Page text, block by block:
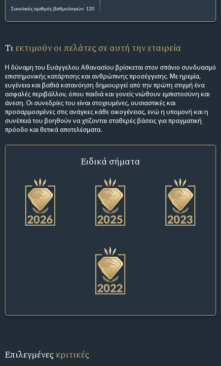
Συνολικός αριθμός βαθμολογιών: 120
Τι εκτιμούν οι πελάτες σε αυτή την εταιρεία
Η δύναμη του Ευάγγελου Αθανασίου βρίσκεται στον σπάνιο συνδυασμό
επιστημονικής κατάρτισης και ανθρώπινης προσέγγισης. Με ηρεμία,
ευγένεια και βαθιά κατανόηση δημιουργεί από την πρώτη στιγμή ένα
ασφαλές περιβάλλον, όπου παιδιά και γονείς νιώθουν εμπιστοσύνη και
άνεση. Οι συνεδρίες του είναι στοχευμένες, ουσιαστικές και
προσαρμοσμένες στις ανάγκες κάθε οικογένειας, ενώ η υπομονή και η
συνέπειά του βοηθούν να χτίζονται σταθερές βάσεις για πραγματική
πρόοδο και θετικά αποτελέσματα.
Ειδικά σήματα
Επιλεγμένεςκριτικές